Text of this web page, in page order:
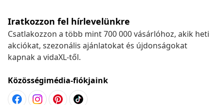
Iratkozzon fel hírlevelünkre
Csatlakozzon a több mint 700 000 vásárlóhoz, akik heti
akciókat, szezonális ajánlatokat és újdonságokat
kapnak a vidaXL-től.
Közösségimédia-fiókjaink